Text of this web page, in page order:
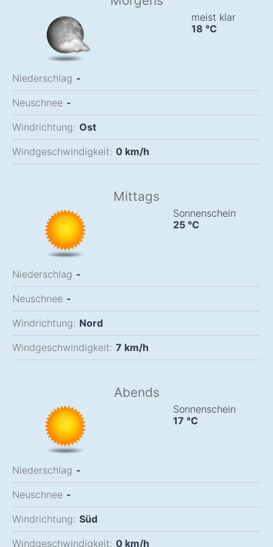
meist klar
18 °C
Niederschlag -
Neuschnee -
Windrichtung: Ost
Windgeschwindigkeit: 0 km/h
Mittags
Sonnenschein
25 °C
Niederschlag -
Neuschnee -
Windrichtung: Nord
Windgeschwindigkeit: 7 km/h
Abends
Sonnenschein
17 °C
Niederschlag -
Neuschnee -
Windrichtung: Süd
Windgeschwindigkeit: 0 km/h